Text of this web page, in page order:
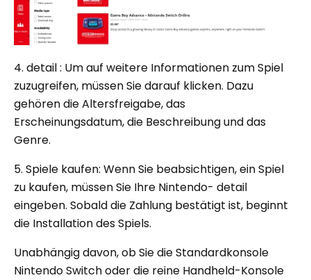
4. detail : Um auf weitere Informationen zum Spiel
zuzugreifen, müssen Sie darauf klicken. Dazu
gehören die Altersfreigabe, das
Erscheinungsdatum, die Beschreibung und das
Genre.
5. Spiele kaufen: Wenn Sie beabsichtigen, ein Spiel
zu kaufen, müssen Sie Ihre Nintendo- detail
eingeben. Sobald die Zahlung bestätigt ist, beginnt
die Installation des Spiels.
Unabhängig davon, ob Sie die Standardkonsole
Nintendo Switch oder die reine Handheld-Konsole